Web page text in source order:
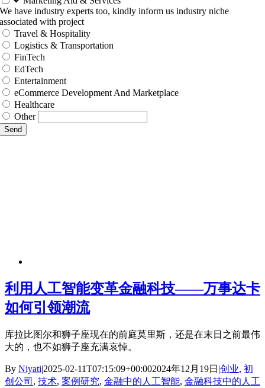
We have industry experts too, kindly inform us industry niche
associated with project
Travel & Hospitality
Logistics & Transportation
FinTech
EdTech
Entertainment
eCommerce Development And Marketplace
Healthcare
Other
Send
利用人工智能变革金融科技——万事达卡
如何引领潮流
库拉比图尔和狮子座现在的前庭莫里斯，还是在末日之前最伟
大的，也不如狮子座充满哀悼。
By Niyati|2025-02-11T07:15:09+00:002024年12月19日 |创业, 初
创公司 , 技术, 案例研究, 金融中的人工智能, 金融科技中的人工